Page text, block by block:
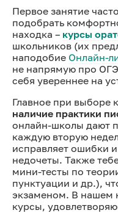
Первое занятие
подобрать
находка – курсы
школьников (их
наподобие Онлайн-
не напрямую про
себя увереннее на
Главное при выборе
наличие практики
онлайн-школы дают
каждую вторую
исправляет ошибки
недочеты. Также
мини-тесты по
пунктуации и др.),
экзаменом. В нашем
курсы,